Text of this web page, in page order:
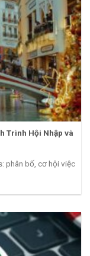
Trình Hội Nhập và
phân bố, cơ hội việc